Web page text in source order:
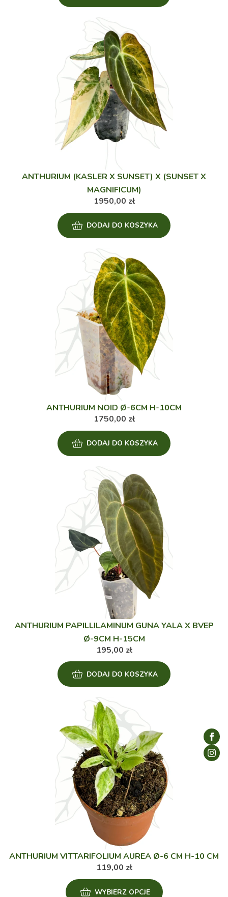
ANTHURIUM (KASLER X SUNSET) X (SUNSET X
MAGNIFICUM)
1950,00 zł
DODAJ DO KOSZYKA
ANTHURIUM NOID Ø-6CM H-10CM
1750,00 zł
DODAJ DO KOSZYKA
ANTHURIUM PAPILLILAMINUM GUNA YALA X BVEP
Ø-9CM H-15CM
195,00 zł
DODAJ DO KOSZYKA
ANTHURIUM VITTARIFOLIUM AUREA Ø-6 CM H-10 CM
119,00 zł
WYBIERZ OPCJE
Ten